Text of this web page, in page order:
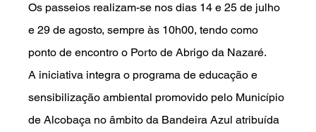
Os passeios realizam-se nos dias 14 e 25 de julho
e 29 de agosto, sempre às 10h00, tendo como
ponto de encontro o Porto de Abrigo da Nazaré.
A iniciativa integra o programa de educação e
sensibilização ambiental promovido pelo Município
de Alcobaça no âmbito da Bandeira Azul atribuída